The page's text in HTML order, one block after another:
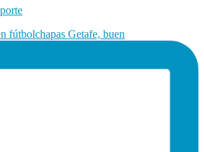
fútbolchapas Getafe, buen